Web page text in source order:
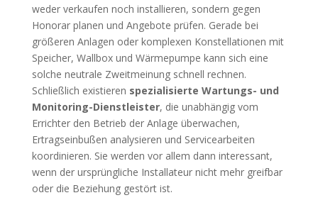
weder verkaufen noch installieren, sondern gegen
Honorar planen und Angebote prüfen. Gerade bei
größeren Anlagen oder komplexen Konstellationen mit
Speicher, Wallbox und Wärmepumpe kann sich eine
solche neutrale Zweitmeinung schnell rechnen.
Schließlich existieren spezialisierte Wartungs- und
Monitoring-Dienstleister, die unabhängig vom
Errichter den Betrieb der Anlage überwachen,
Ertragseinbußen analysieren und Servicearbeiten
koordinieren. Sie werden vor allem dann interessant,
wenn der ursprüngliche Installateur nicht mehr greifbar
oder die Beziehung gestört ist.